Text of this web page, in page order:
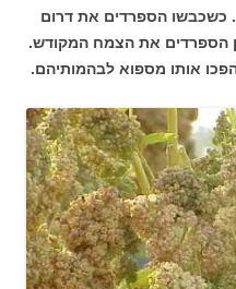
כשכבשו הספרדים את דרום
הספרדים את הצמח המקודש.
אותו מספוא לבהמותיהם.